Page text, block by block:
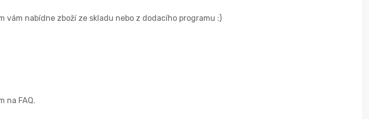
nabídne zboží ze skladu nebo z dodacího programu :)
na FAQ.